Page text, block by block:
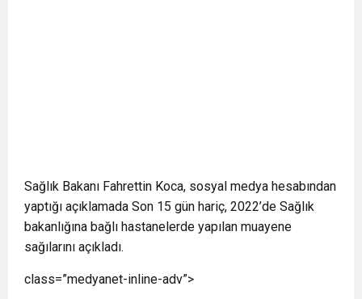
Sağlık Bakanı Fahrettin Koca, sosyal medya hesabından
yaptığı açıklamada Son 15 gün hariç, 2022’de Sağlık
bakanlığına bağlı hastanelerde yapılan muayene
sağılarını açıkladı.
class=”medyanet-inline-adv”>